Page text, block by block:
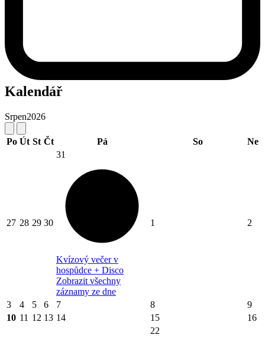
Kalendář
Srpen2026
Po Út St Čt Pá So Ne
27 28 29 30
31
Kvízový večer v
hospůdce + Disco
Zobrazit všechny
záznamy ze dne
1 2
3 4 5 6 7 8
9
10 11 12 13 14 15 16
22